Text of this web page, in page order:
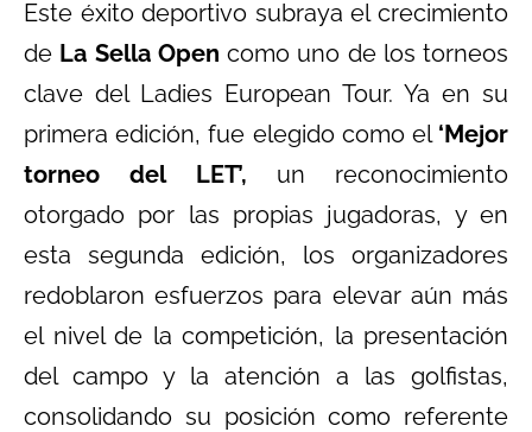
Este éxito deportivo subraya el crecimiento
de La Sella Open como uno de los torneos
clave del Ladies European Tour. Ya en su
primera edición, fue elegido como el ‘Mejor
torneo del LET’, un reconocimiento
otorgado por las propias jugadoras, y en
esta segunda edición, los organizadores
redoblaron esfuerzos para elevar aún más
el nivel de la competición, la presentación
del campo y la atención a las golfistas,
consolidando su posición como referente